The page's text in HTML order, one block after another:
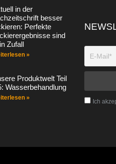
in der
besser
Perfekte
sind
Zufall
»
Produktwelt Teil
Wasserbehandlung
»
Ich